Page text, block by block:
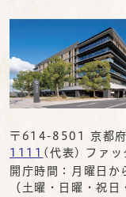
〒614-8501 京都府
1111 (代表) ファ
開庁時間：月曜日
（土曜・日曜・祝日